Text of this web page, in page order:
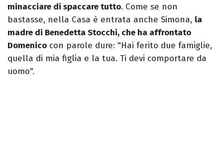
minacciare di spaccare tutto. Come se non
bastasse, nella Casa è entrata anche Simona, la
madre di Benedetta Stocchi, che ha affrontato
Domenico con parole dure: "Hai ferito due famiglie,
quella di mia figlia e la tua. Ti devi comportare da
uomo".